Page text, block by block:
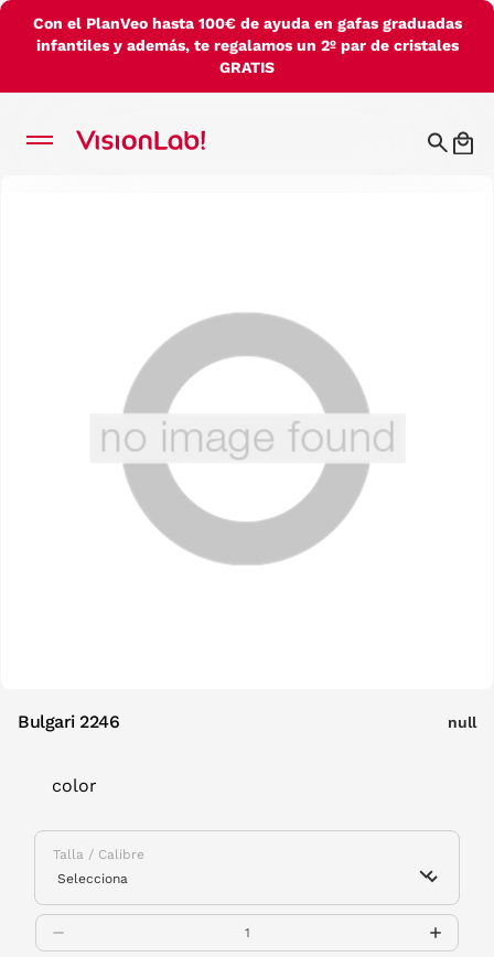
Con el PlanVeo hasta 100€ de ayuda en gafas graduadas
infantiles y además, te regalamos un 2º par de cristales
GRATIS
Bulgari 2246 null
color
Talla / Calibre